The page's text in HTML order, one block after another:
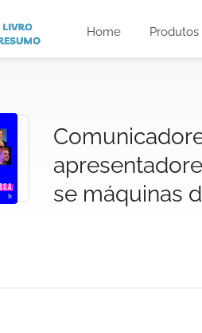
Home Produtos
se máquinas